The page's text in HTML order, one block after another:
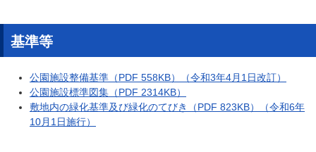
基準等
公園施設整備基準（PDF 558KB）（令和3年4月1日改訂）
公園施設標準図集（PDF 2314KB）
敷地内の緑化基準及び緑化のてびき（PDF 823KB）（令和6年
10月1日施行）